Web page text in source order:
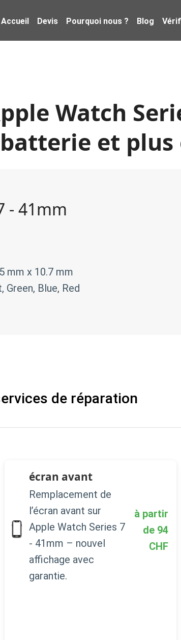
Accueil Devis Pourquoi nous ? Blog
Watch
et plus
- 41mm
mm x 10.7 mm
Green, Blue, Red
de réparation
écran avant
Remplacement de
l’écran avant sur
Apple Watch Series 7
- 41mm – nouvel
affichage avec
garantie.
à partir
de 94
CHF